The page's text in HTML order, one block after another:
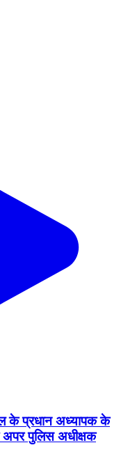
के प्रधान अध्यापक के
पुलिस अधीक्षक